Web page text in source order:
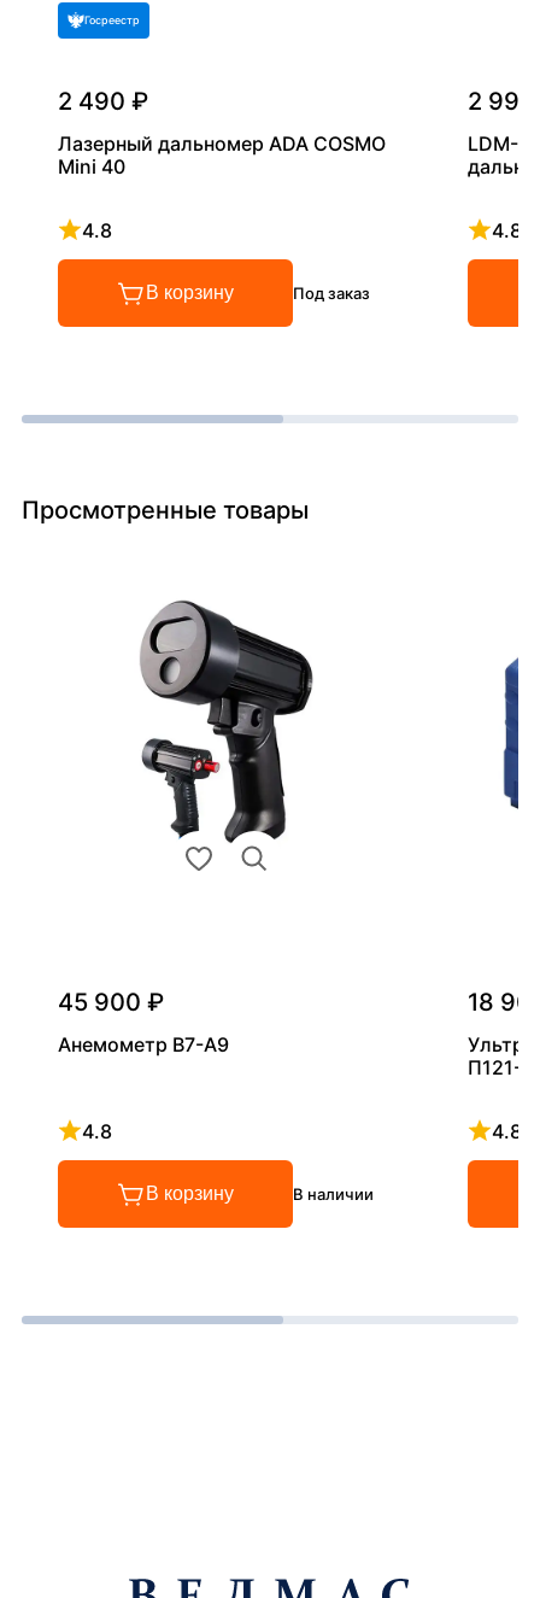
Госреестр
2 490 ₽
Лазерный дальномер ADA COSMO
Mini 40
4.8
Рейтинг 4.8 из 5
В корзину Под заказ
2
LDM-
4.8
Просмотренные товары
45 900 ₽
Анемометр В7-А9
4.8
Рейтинг 4.8 из 5
В корзину В наличии
18
П121-
4.8